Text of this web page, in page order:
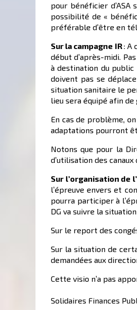
pour bénéficier
possibilité de «
préférable d’être en
Sur la campagne IR: A
début d’après-midi.
à destination du
doivent pas se
situation sanitaire le
lieu sera équipé afin
En cas de problème,
adaptations pourront
Notons que pour la
d’utilisation des canaux
Sur l’organisation de
l’épreuve envers et
pourra participer à
DG va suivre la
Sur le report des
Sur la situation de
demandées aux
Cette visio n’a pas
Solidaires Finances